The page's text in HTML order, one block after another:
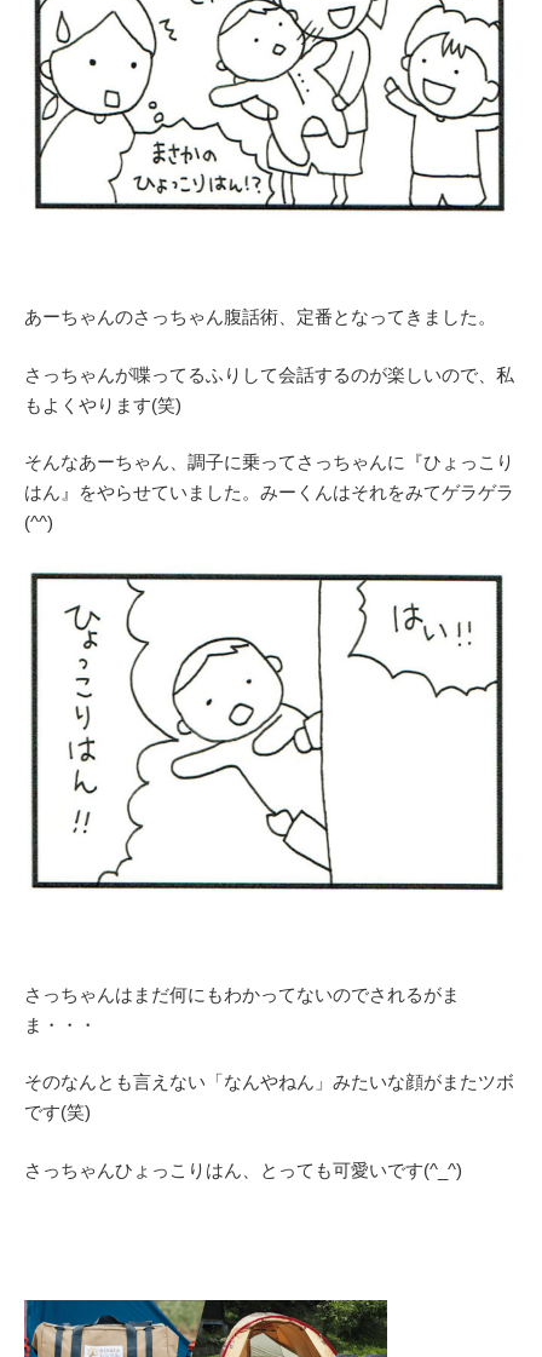
あーちゃんのさっちゃん腹話術、定番となってきました。
さっちゃんが喋ってるふりして会話するのが楽しいので、私
もよくやります(笑)
そんなあーちゃん、調子に乗ってさっちゃんに『ひょっこり
はん』をやらせていました。みーくんはそれをみてゲラゲラ
(^^)
さっちゃんはまだ何にもわかってないのでされるがま
ま・・・
そのなんとも言えない「なんやねん」みたいな顔がまたツボ
です(笑)
さっちゃんひょっこりはん、とっても可愛いです(^_^)